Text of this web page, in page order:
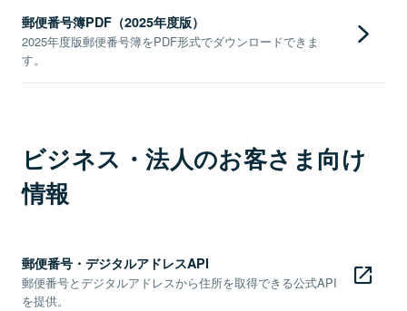
郵便番号簿PDF（2025年度版）
2025年度版郵便番号簿をPDF形式でダウンロードできま
す。
ビジネス・法人のお客さま向け
情報
郵便番号・デジタルアドレスAPI
郵便番号とデジタルアドレスから住所を取得できる公式API
を提供。